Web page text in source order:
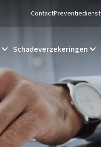
ContactPreventiedienst
Schadeverzekeringen